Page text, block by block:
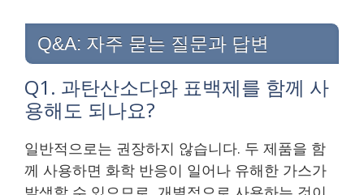
Q&A: 자주 묻는 질문과 답변
Q1. 과탄산소다와 표백제를 함께 사
용해도 되나요?
일반적으로는 권장하지 않습니다. 두 제품을 함
께 사용하면 화학 반응이 일어나 유해한 가스가